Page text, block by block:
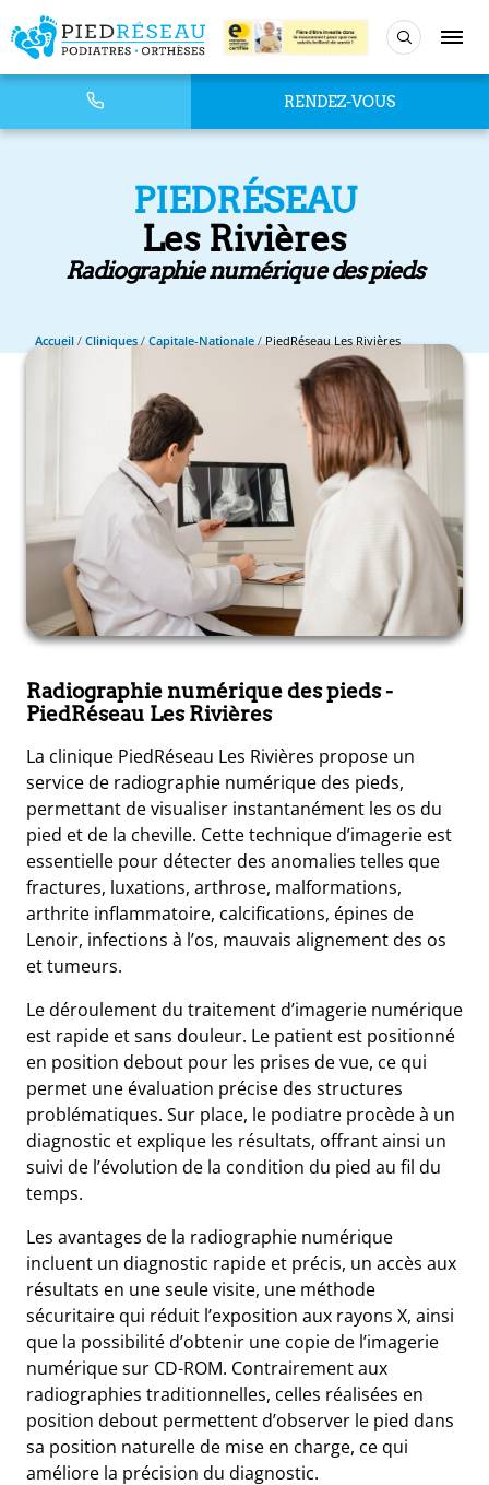
RENDEZ-VOUS
PIEDRÉSEAU
Les Rivières
Radiographie numérique des pieds
Accueil/ Cliniques/Capitale-Nationale/PiedRéseau Les Rivières
Radiographie numérique des pieds-
PiedRéseau Les Rivières
La clinique PiedRéseau Les Rivières propose un
service de radiographie numérique des pieds,
permettant de visualiser instantanément les os du
pied et de la cheville. Cette technique d’imagerie est
essentielle pour détecter des anomalies telles que
fractures, luxations, arthrose, malformations,
arthrite inflammatoire, calcifications, épines de
Lenoir, infections à l’os, mauvais alignement des os
et tumeurs.
Le déroulement du traitement d’imagerie numérique
est rapide et sans douleur. Le patient est positionné
en position debout pour les prises de vue, ce qui
permet une évaluation précise des structures
problématiques. Sur place, le podiatre procède à un
diagnostic et explique les résultats, offrant ainsi un
suivi de l’évolution de la condition du pied au fil du
temps.
Les avantages de la radiographie numérique
incluent un diagnostic rapide et précis, un accès aux
résultats en une seule visite, une méthode
sécuritaire qui réduit l’exposition aux rayons X, ainsi
que la possibilité d’obtenir une copie de l’imagerie
numérique sur CD-ROM. Contrairement aux
radiographies traditionnelles, celles réalisées en
position debout permettent d’observer le pied dans
sa position naturelle de mise en charge, ce qui
améliore la précision du diagnostic.